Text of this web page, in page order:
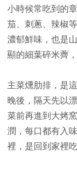
小時候常吃到的
茄、刺蔥、辣椒
濃郁鮮味，也是
顯的細葉碎米薺
主菜燻肋排，是
晚後，隔天先以
菜前再進到大烤
潤，每口都有入
裡，是回到家裡吃